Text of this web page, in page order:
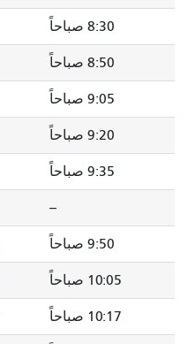
8:30 صباحاً
8:50 صباحاً
9:05 صباحاً
9:20 صباحاً
9:35 صباحاً
--
9:50 صباحاً
10:05 صباحاً
10:17 صباحاً